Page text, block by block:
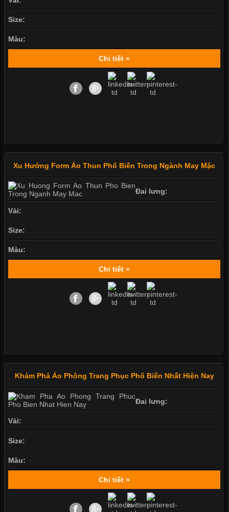
Size:
Màu:
Chi tiết »
Xu Hướng Form Áo Thun Phổ Biến Trong Ngành May Mặc
Đai lưng:
Vải:
Size:
Màu:
Chi tiết »
Khám Phá Áo Phông Trang Phục Phổ Biến Nhất Hiện Nay
Đai lưng:
Vải:
Size:
Màu:
Chi tiết »